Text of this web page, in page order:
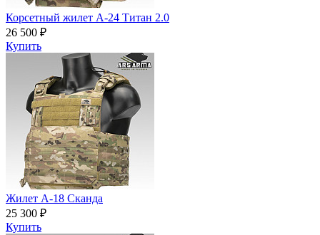
Корсетный жилет А-24 Титан 2.0
26 500 ₽
Купить
Жилет А-18 Сканда
25 300 ₽
Купить